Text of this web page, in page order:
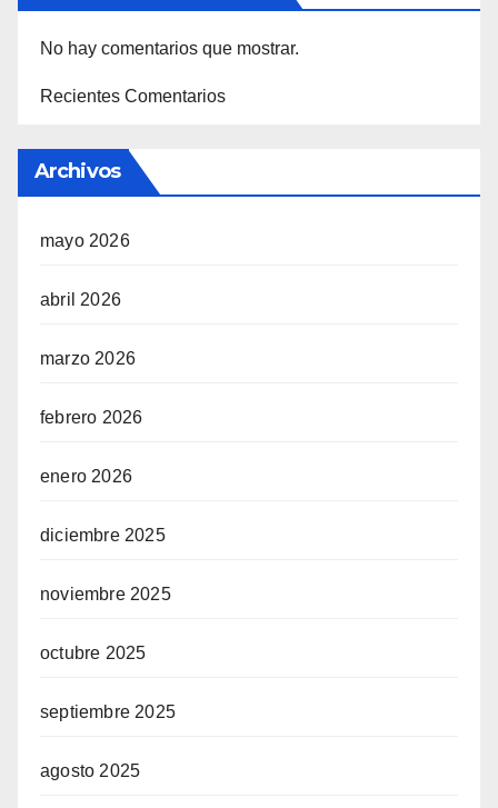
No hay comentarios que mostrar.
Recientes Comentarios
Archivos
mayo 2026
abril 2026
marzo 2026
febrero 2026
enero 2026
diciembre 2025
noviembre 2025
octubre 2025
septiembre 2025
agosto 2025